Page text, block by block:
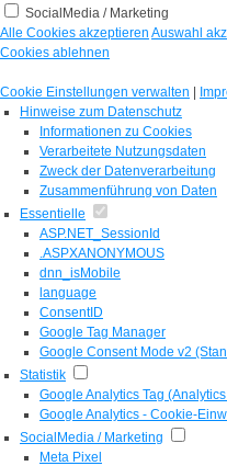
SocialMedia / Marketing
Alle Cookies akzeptieren Auswahl
Cookies ablehnen
Cookie Einstellungen verwalten |
Hinweise zum Datenschutz
Informationen zu Cookies
Verarbeitete Nutzungsdaten
Zweck der Datenverarbeitung
Zusammenführung von Daten
Essentielle
ASP.NET_SessionId
.ASPXANONYMOUS
dnn_isMobile
language
ConsentID
Google Tag Manager
Google Consent Mode v2
Statistik
Google Analytics Tag
Google Analytics - Cookie-
SocialMedia / Marketing
Meta Pixel